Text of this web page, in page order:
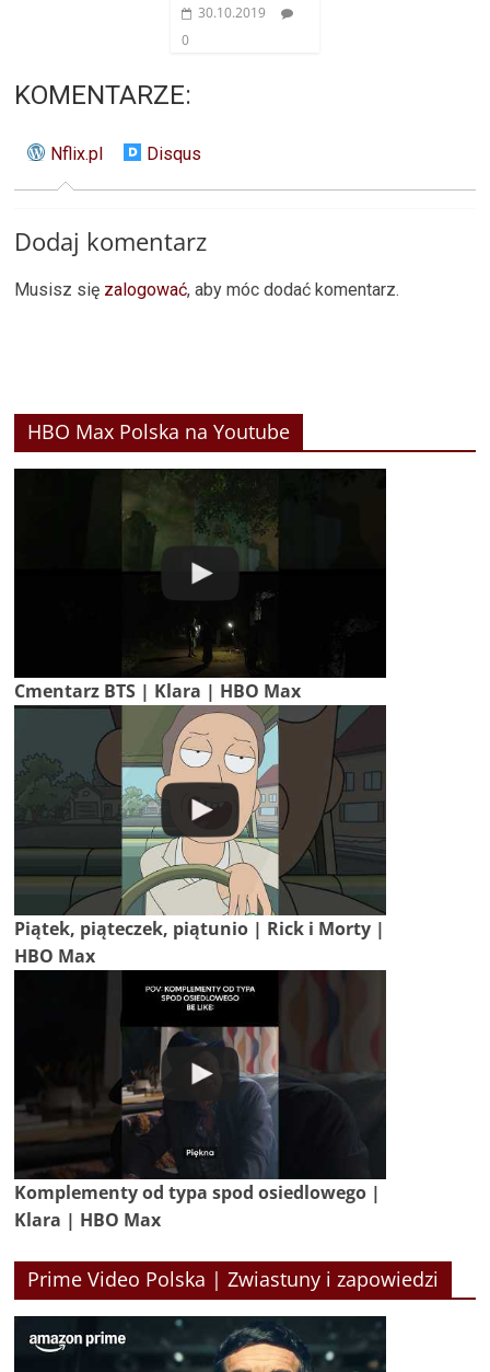
30.10.2019
0
KOMENTARZE:
Nflix.pl Disqus
Dodaj komentarz
Musisz się zalogować, aby móc dodać komentarz.
HBO Max Polska na Youtube
Cmentarz BTS | Klara | HBO Max
Piątek, piąteczek, piątunio | Rick i Morty |
HBO Max
Komplementy od typa spod osiedlowego |
Klara | HBO Max
Prime Video Polska | Zwiastuny i zapowiedzi